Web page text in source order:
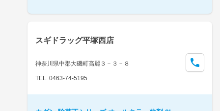
スギドラッグ平塚西店
神奈川県中郡大磯町高麗３－３－８
TEL: 0463-74-5195